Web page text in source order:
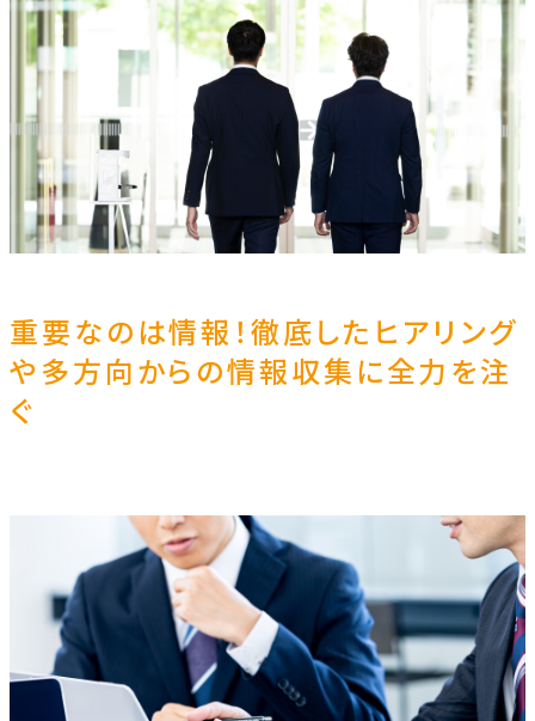
重要なのは情報！徹底したヒアリング
や多方向からの情報収集に全力を注
ぐ